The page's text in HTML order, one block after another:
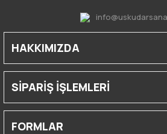
HAKKIMIZDA
SİPARİŞ İŞLEMLERİ
FORMLAR